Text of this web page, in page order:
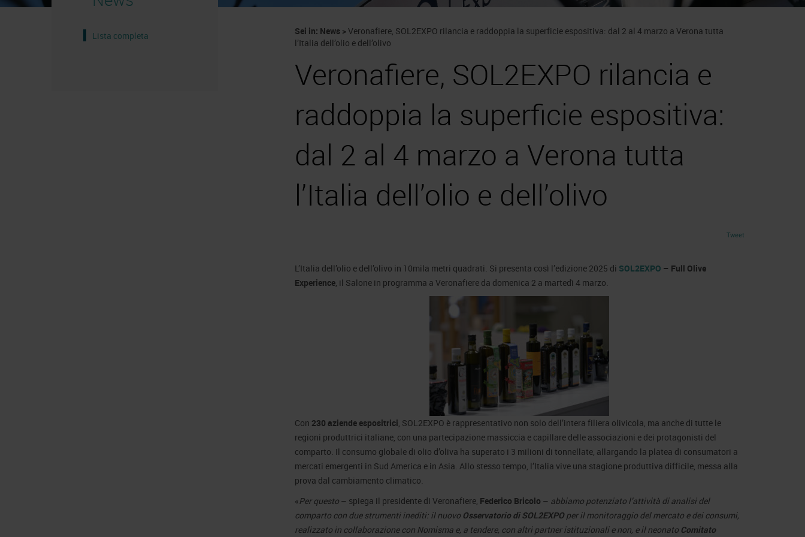
Lista completa Sei in: News >Veronafiere, SOL2EXPO rilancia e raddoppia la superficie espositiva: dal 2 al 4 marzo a Verona tutta
l’Italia dell’olio e dell’olivo
Veronafiere, SOL2EXPO rilancia e
raddoppia la superficie espositiva:
dal 2 al 4 marzo a Verona tutta
l’Italia dell’olio e dell’olivo
Tweet
L’Italia dell’olio e dell’olivo in 10mila metri quadrati. Si presenta così l’edizione 2025 di SOL2EXPO – Full Olive
Experience, il Salone in programma a Veronafiere da domenica 2 a martedì 4 marzo.
Con 230 aziende espositrici, SOL2EXPO è rappresentativo non solo dell’intera filiera olivicola, ma anche di tutte le
regioni produttrici italiane, con una partecipazione massiccia e capillare delle associazioni e dei protagonisti del
comparto. Il consumo globale di olio d’oliva ha superato i 3 milioni di tonnellate, allargando la platea di consumatori a
mercati emergenti in Sud America e in Asia. Allo stesso tempo, l’Italia vive una stagione produttiva difficile, messa alla
prova dal cambiamento climatico.
«Per questo– spiega il presidente di Veronafiere, Federico Bricolo – abbiamo potenziato l’attività di analisi del
comparto con due strumenti inediti: il nuovo Osservatorio di SOL2EXPOper il monitoraggio del mercato e dei consumi,
realizzato in collaborazione con Nomisma e, a tendere, con altri partner istituzionali e non, e il neonato Comitato